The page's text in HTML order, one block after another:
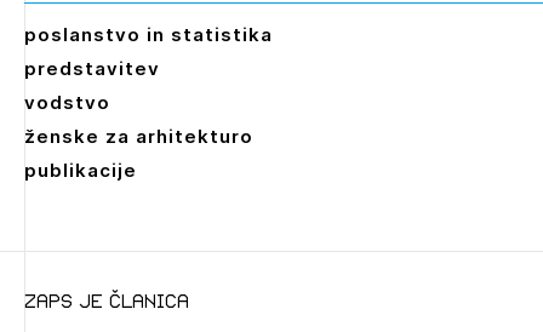
poslanstvo in statistika
predstavitev
vodstvo
ženske za arhitekturo
publikacije
zaps je članica